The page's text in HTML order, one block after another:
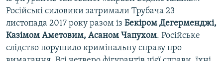
Російські силовики затримали Трубача 23
листопада 2017 року разом із Бекіром Дегерменджі,
Казімом Аметовим, Асаном Чапухом. Російське
слідство порушило кримінальну справу про